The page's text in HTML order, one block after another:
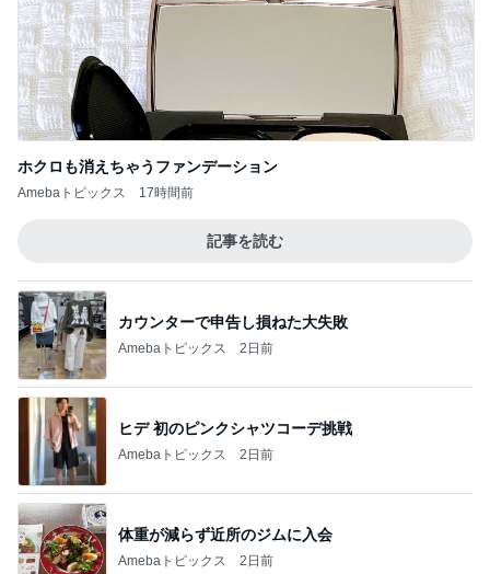
ホクロも消えちゃうファンデーション
Amebaトピックス 17時間前
記事を読む
カウンターで申告し損ねた大失敗
Amebaトピックス 2日前
ヒデ 初のピンクシャツコーデ挑戦
Amebaトピックス 2日前
体重が減らず近所のジムに入会
Amebaトピックス 2日前